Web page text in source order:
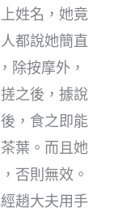
姓名，她竟
都說她簡直
除按摩外，
之後，據說
，食之即能
葉。而且她
否則無效。
趙大夫用手